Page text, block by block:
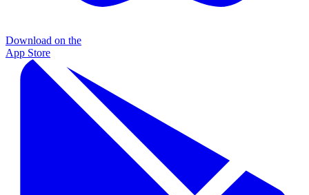
Download on the
App Store